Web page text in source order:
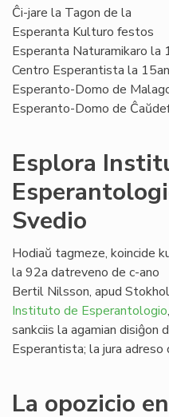
Ĉi-jare la Tagon de la
Esperanta Kulturo festos
Esperanta Naturamikaro la
Centro Esperantista la
Esperanto-Domo de
Esperanto-Domo de
Esplora
Svedio
Hodiaŭ tagmeze, koincide
la 92a datreveno de c-ano
Bertil Nilsson, apud
Instituto de Esperantologio
sankciis la agamian
Esperantista; la jura adreso
La opozicio